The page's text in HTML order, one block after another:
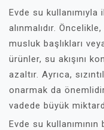
Evde su
alınmalıdır.
musluk başlıkları
ürünler, su akışını
azaltır. Ayrıca,
onarmak da
vadede büyük
Evde su